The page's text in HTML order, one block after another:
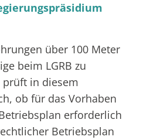
über 100 Meter
beim LGRB zu
prüft in diesem
ob für das Vorhaben
erforderlich
Betriebsplan